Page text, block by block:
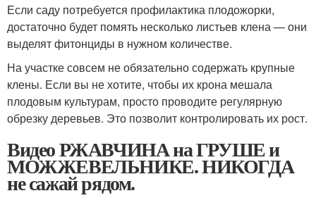
Если саду потребуется профилактика плодожорки,
достаточно будет помять несколько листьев клена — они
выделят фитонциды в нужном количестве.
На участке совсем не обязательно содержать крупные
клены. Если вы не хотите, чтобы их крона мешала
плодовым культурам, просто проводите регулярную
обрезку деревьев. Это позволит контролировать их рост.
Видео РЖАВЧИНА на ГРУШЕ и
МОЖЖЕВЕЛЬНИКЕ. НИКОГДА
не сажай рядом.